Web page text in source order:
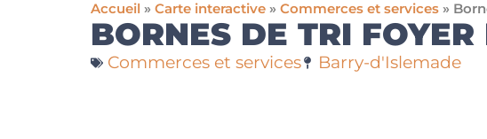
Accueil » Carte interactive » Commerces et services »
BORNES DE TRI
Commerces et services Barry-d'Islemade